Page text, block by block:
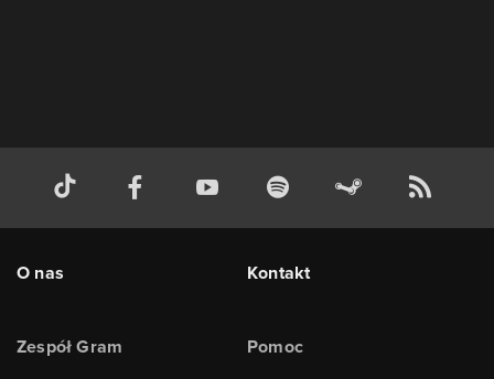
O nas
Zespół Gram
Kontakt
Pomoc